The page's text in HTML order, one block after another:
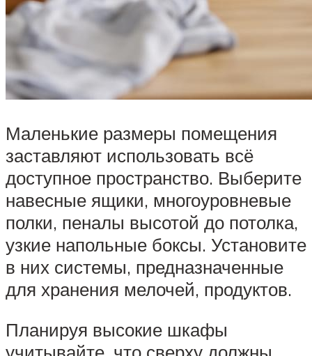
Маленькие размеры помещения
заставляют использовать всё
доступное пространство. Выберите
навесные ящики, многоуровневые
полки, пеналы высотой до потолка,
узкие напольные боксы. Установите
в них системы, предназначенные
для хранения мелочей, продуктов.
Планируя высокие шкафы
учитывайте, что сверху должны